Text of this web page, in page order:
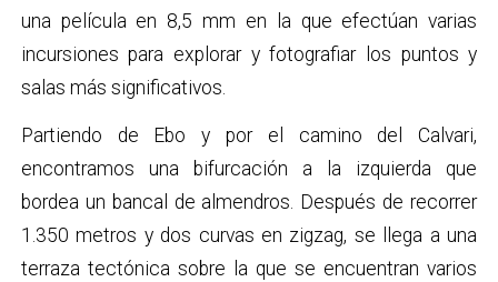
una película en 8,5 mm en la que efectúan varias
incursiones para explorar y fotografiar los puntos y
salas más significativos.
Partiendo de Ebo y por el camino del Calvari,
encontramos una bifurcación a la izquierda que
bordea un bancal de almendros. Después de recorrer
1.350 metros y dos curvas en zigzag, se llega a una
terraza tectónica sobre la que se encuentran varios